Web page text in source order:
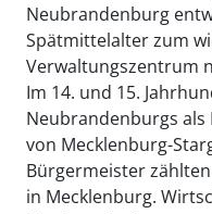
Neubrandenburg
Spätmittelalter zum
Verwaltungszentrum
Im 14. und 15.
Neubrandenburgs
von Mecklenburg-
Bürgermeister
in Mecklenburg.